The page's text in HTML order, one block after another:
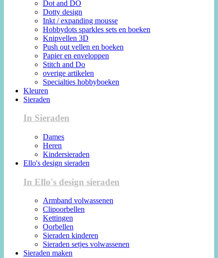
Dot and DO
Dotty design
Inkt / expanding mousse
Hobbydots sparkles sets en boeken
Knipvellen 3D
Push out vellen en boeken
Papier en enveloppen
Stitch and Do
overige artikelen
Specialties hobbyboeken
Kleuren
Sieraden
In Sieraden
Dames
Heren
Kindersieraden
Ello's design sieraden
In Ello's design sieraden
Armband volwassenen
Clipoorbellen
Kettingen
Oorbellen
Sieraden kinderen
Sieraden setjes volwassenen
Sieraden maken